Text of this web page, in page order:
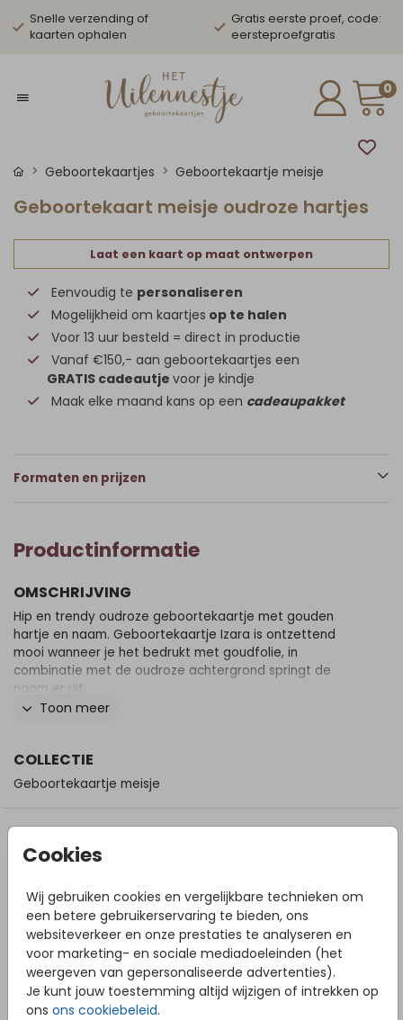
Snelle verzending of
kaarten ophalen
Gratis eerste proef, code:
eersteproefgratis
0
Cookies
Wij gebruiken cookies en vergelijkbare technieken om
een betere gebruikerservaring te bieden, ons
websiteverkeer en onze prestaties te analyseren en
voor marketing- en sociale mediadoeleinden (het
weergeven van gepersonaliseerde advertenties).
Je kunt jouw toestemming altijd wijzigen of intrekken op
ons ons cookiebeleid.
Geboortekaartjes Geboortekaartje meisje
Geboortekaart meisje oudroze hartjes
Laat een kaart op maat ontwerpen
Eenvoudig te personaliseren
Mogelijkheid om kaartjes op te halen
Voor 13 uur besteld = direct in productie
Vanaf €150,- aan geboortekaartjes een
GRATIS cadeautje voor je kindje
Maak elke maand kans op een cadeaupakket
Formaten en prijzen
Productinformatie
OMSCHRIJVING
Hip en trendy oudroze geboortekaartje met gouden
hartje en naam. Geboortekaartje Izara is ontzettend
mooi wanneer je het bedrukt met goudfolie, in
combinatie met de oudroze achtergrond springt de
naam er uit.
Toon meer
COLLECTIE
Geboortekaartje meisje
DIT VIND JE MISSCHIEN OOK LEUK